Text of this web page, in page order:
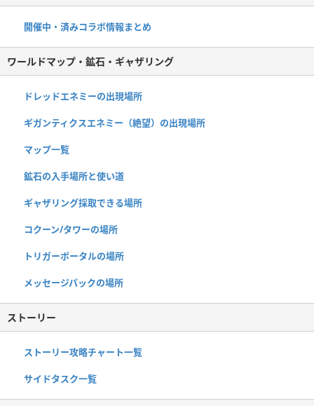
開催中・済みコラボ情報まとめ
ワールドマップ・鉱石・ギャザリング
ドレッドエネミーの出現場所
ギガンティクスエネミー（絶望）の出現場所
マップ一覧
鉱石の入手場所と使い道
ギャザリング採取できる場所
コクーン/タワーの場所
トリガーポータルの場所
メッセージパックの場所
ストーリー
ストーリー攻略チャート一覧
サイドタスク一覧